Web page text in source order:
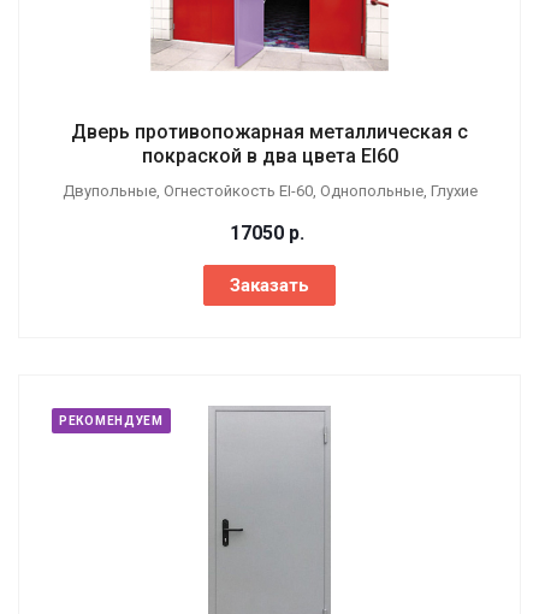
Дверь противопожарная металлическая с
покраской в два цвета EI60
Двупольные, Огнестойкость EI-60, Однопольные, Глухие
17050 р.
Заказать
РЕКОМЕНДУЕМ